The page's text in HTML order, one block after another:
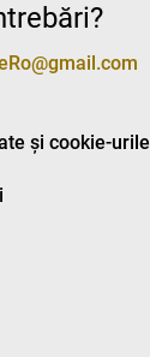
și cookie-urile